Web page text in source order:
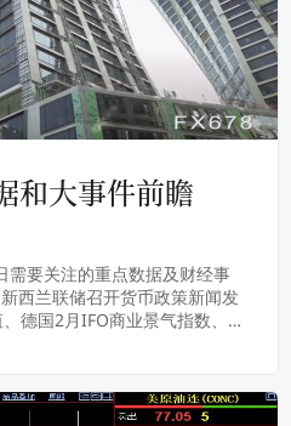
和大事件前瞻
要关注的重点数据及财经事
西兰联储召开货币政策新闻发
德国2月IFO商业景气指数、